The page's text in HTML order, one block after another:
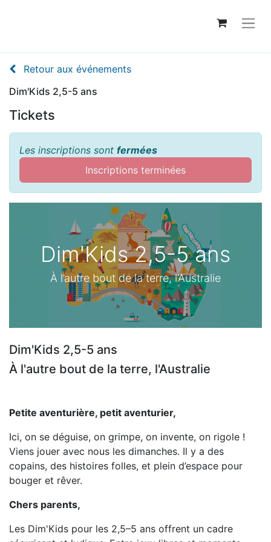
Retour aux événements
Dim'Kids 2,5-5 ans
Tickets
Les inscriptions sont fermées
Inscriptions terminées
Dim'Kids 2,5-5 ans
À l’autre bout de la terre, l’Australie
Dim'Kids 2,5-5 ans
À l'autre bout de la terre, l'Australie
Petite aventurière, petit aventurier,
Ici, on se déguise, on grimpe, on invente, on rigole !
Viens jouer avec nous les dimanches. Il y a des
copains, des histoires folles, et plein d’espace pour
bouger et rêver.
Chers parents,
Les Dim'Kids pour les 2,5–5 ans offrent un cadre